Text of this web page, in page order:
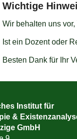
Wichtige
Wir behalten uns
Ist ein Dozent oder
Besten Dank für Ihr
Institut für
&
GmbH